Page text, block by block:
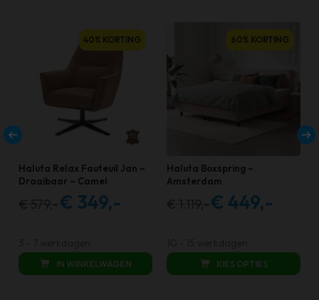
Haluta Relax Fauteuil Jan –
Draaibaar – Camel
Oorspronkelijke
€ 349,-
€ 349,00.
40% KORTING
IN WINKELWAGEN
Haluta Boxspring –
Amsterdam
Oorspronkelijke
€ 449,-
€ 449,00.
60% KORTING
KIES OPTIES